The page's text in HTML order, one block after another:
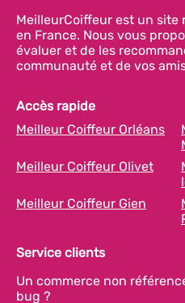
MeilleurCoiffeur est un
en France. Nous vous
évaluer et de les
communauté et de vos
Accès rapide
Meilleur Coiffeur Orléans
Meilleur Coiffeur Olivet
Meilleur Coiffeur Gien
Service clients
Un commerce non
bug ?